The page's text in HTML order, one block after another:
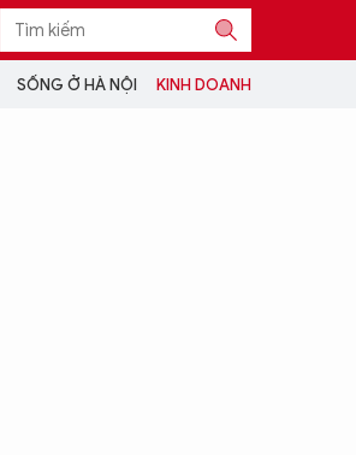
SỐNG Ở HÀ NỘI KINH DOANH